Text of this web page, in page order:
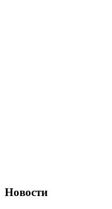
Новости